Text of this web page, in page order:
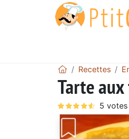
Recettes
Tarte